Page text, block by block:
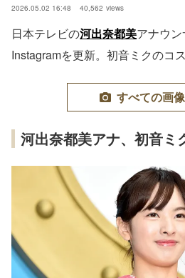
2026.05.02 16:48 40,562 views
日本テレビの河出奈都美アナウ
Instagramを更新。初音ミクのコ
すべての画
河出奈都美アナ、初音ミ